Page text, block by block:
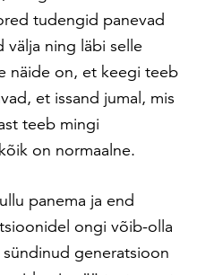
tudengid panevad
välja ning läbi selle
näide on, et keegi teeb
et issand jumal, mis
teeb mingi
on normaalne.
panema ja end
ongi võib-olla
sündinud generatsioon